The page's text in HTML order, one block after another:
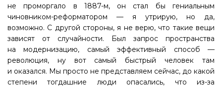
не проморгало в 1887-м, он стал бы гениальным
чиновником-реформатором — я утрирую, но да,
возможно. С другой стороны, я не верю, что такие вещи
зависят от случайности. Был запрос пространства
на модернизацию, самый эффективный способ —
революция, ну вот самый быстрый человек там
и оказался. Мы просто не представляем сейчас, до какой
степени тогдашние люди опасались, что из-за